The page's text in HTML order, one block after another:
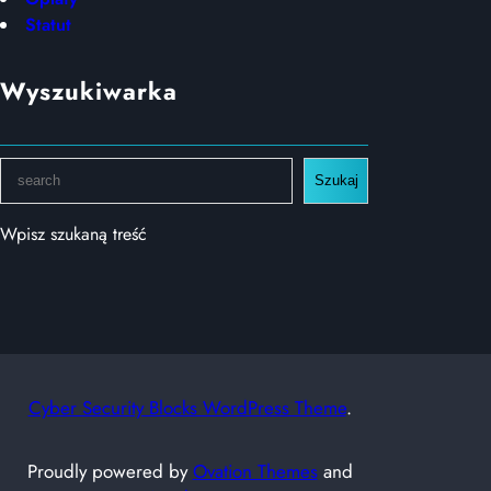
Statut
Wyszukiwarka
a
r
Szukaj
Wpisz szukaną treść
Cyber Security Blocks WordPress Theme.
Proudly powered byOvation Themesand